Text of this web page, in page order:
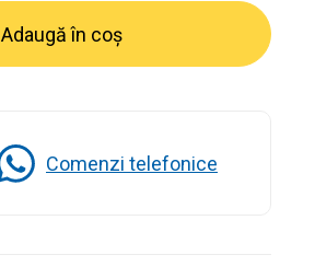
Adaugă în coș
Comenzi telefonice